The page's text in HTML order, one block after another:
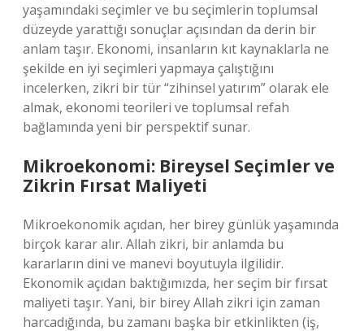
yaşamındaki seçimler ve bu seçimlerin toplumsal
düzeyde yarattığı sonuçlar açısından da derin bir
anlam taşır. Ekonomi, insanların kıt kaynaklarla ne
şekilde en iyi seçimleri yapmaya çalıştığını
incelerken, zikri bir tür “zihinsel yatırım” olarak ele
almak, ekonomi teorileri ve toplumsal refah
bağlamında yeni bir perspektif sunar.
Mikroekonomi: Bireysel Seçimler ve
Zikrin Fırsat Maliyeti
Mikroekonomik açıdan, her birey günlük yaşamında
birçok karar alır. Allah zikri, bir anlamda bu
kararların dini ve manevi boyutuyla ilgilidir.
Ekonomik açıdan baktığımızda, her seçim bir fırsat
maliyeti taşır. Yani, bir birey Allah zikri için zaman
harcadığında, bu zamanı başka bir etkinlikten (iş,